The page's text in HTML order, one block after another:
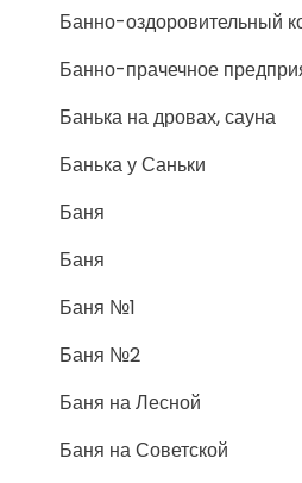
Банно-оздоровительный
Банно-прачечное
Банька на дровах, сауна
Банька у Саньки
Баня
Баня
Баня №1
Баня №2
Баня на Лесной
Баня на Советской